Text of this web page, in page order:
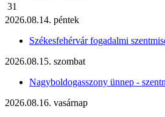
31
2026.08.14. péntek
Székesfehérvár fogadalmi
2026.08.15. szombat
Nagyboldogasszony ünnep -
2026.08.16. vasárnap